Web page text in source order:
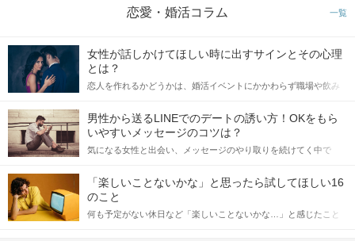
恋愛・婚活コラム 一覧
女性が話しかけてほしい時に出すサインとその心理
とは？
恋人を作れるかどうかは、婚活イベントにかかわらず職場や飲み
てアプローチできるかにも左右されます。 これから恋人作りを本
格的に始めようとしている方は、女性が異性を求めて出すサイン
をしっかりと理解し、正しい行動に移せるかどうかが重要。 この
記事では、女性が話しかけて欲しい時に出すサインとその心理を
合にどのような行動に繋げるべきかをご紹介していきます。
男性から送るLINEでのデートの誘い方！OKをもら
いやすいメッセージのコツは？
気になる女性と出会い、メッセージのやり取りを続けてく中で
しかし、中には「どう誘ったらいいの？」とお困りの男性もいら
っしゃるのではないでしょうか。 そこで今回は、男性から女性へ
送るLINEでのデートの誘い方のコツをご紹介します。例文も混じ
えながら解説するので、ぜひ参考にしてください。
「楽しいことないかな」と思ったら試してほしい16
のこと
何も予定がない休日など「楽しいことないかな…」と感じたこと